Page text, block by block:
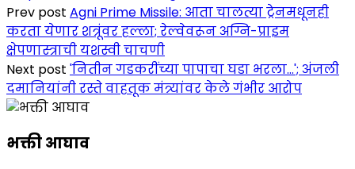
Prev post Agni Prime Missile: आता चालत्या ट्रेनमधूनही
करता येणार शत्रूंवर हल्ला; रेल्वेवरून अग्नि-प्राइम
क्षेपणास्त्राची यशस्वी चाचणी
Next post 'नितीन गडकरींच्या पापाचा घडा भरला...'; अंजली
दमानियांनी रस्ते वाहतूक मंत्र्यांवर केले गंभीर आरोप
भक्ती आघाव